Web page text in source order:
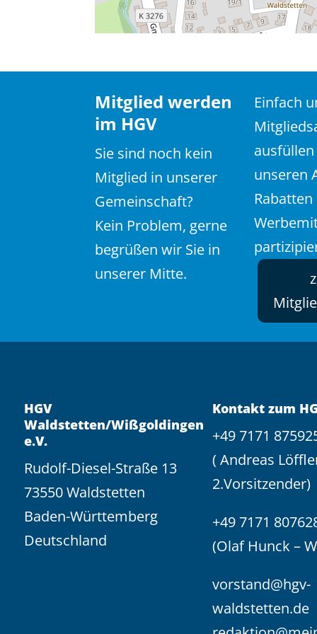
Mitglied werden
im HGV
Sie sind noch kein
Mitglied in unserer
Gemeinschaft?
Kein Problem, gerne
begrüßen wir Sie in
unserer Mitte.
Einfach
unseren
HGV
Waldstetten/Wißgoldingen
e.V.
Rudolf-Diesel-Straße 13
73550 Waldstetten
Baden-Württemberg
Deutschland
Kontakt zum
+49 7171
( Andreas
2.Vorsitzender)
+49 7171
(Olaf Hunck –
vorstand@hgv-
waldstetten.de